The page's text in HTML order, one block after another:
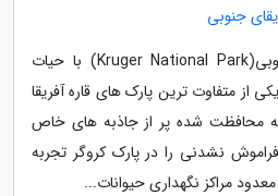
جنوبی
پارک ملی کروگر آفریقای جنوبی(Kruger National Park) با حیات
متفاوت ترین پارک های قاره آفریقا
محافظت شده پر از جاذبه های خاص
نشدنی را در پارک کروگر تجربه
مراکز نگهداری حیوانات...